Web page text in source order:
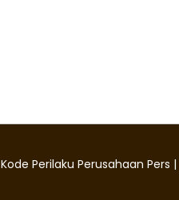
Kode Perilaku Perusahaan Pers |